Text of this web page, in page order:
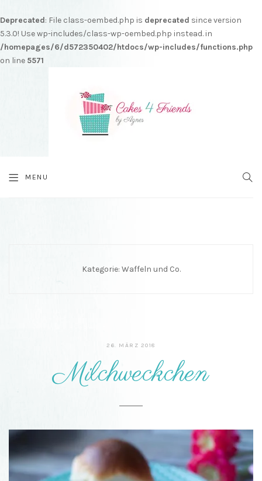
Deprecated: File class-oembed.php is deprecated since version
5.3.0! Use wp-includes/class-wp-oembed.php instead. in
/homepages/6/d572350402/htdocs/wp-includes/functions.php
on line 5571
MENU
Kategorie: Waffeln und Co.
26. MÄRZ 2018
Milchweckchen